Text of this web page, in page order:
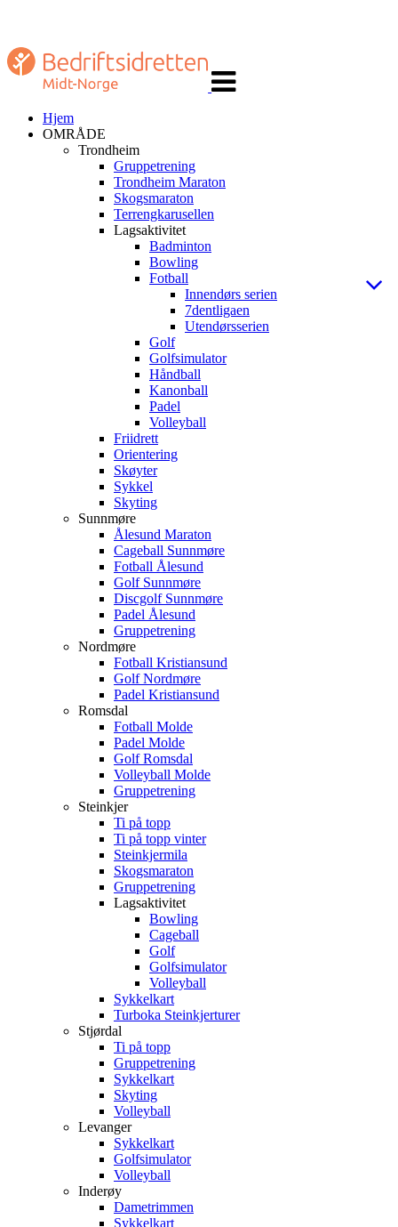
navigasjon
Hjem
OMRÅDE
Trondheim
Gruppetrening
Trondheim Maraton
Skogsmaraton
Terrengkarusellen
Lagsaktivitet
Badminton
Bowling
Fotball
Innendørs serien
7dentligaen
Utendørsserien
Golf
Golfsimulator
Håndball
Kanonball
Padel
Volleyball
Friidrett
Orientering
Skøyter
Sykkel
Skyting
Sunnmøre
Ålesund Maraton
Cageball Sunnmøre
Fotball Ålesund
Golf Sunnmøre
Discgolf Sunnmøre
Padel Ålesund
Gruppetrening
Nordmøre
Fotball Kristiansund
Golf Nordmøre
Padel Kristiansund
Romsdal
Fotball Molde
Padel Molde
Golf Romsdal
Volleyball Molde
Gruppetrening
Steinkjer
Ti på topp
Ti på topp vinter
Steinkjermila
Skogsmaraton
Gruppetrening
Lagsaktivitet
Bowling
Cageball
Golf
Golfsimulator
Volleyball
Sykkelkart
Turboka Steinkjerturer
Stjørdal
Ti på topp
Gruppetrening
Sykkelkart
Skyting
Volleyball
Levanger
Sykkelkart
Golfsimulator
Volleyball
Inderøy
Dametrimmen
Sykkelkart